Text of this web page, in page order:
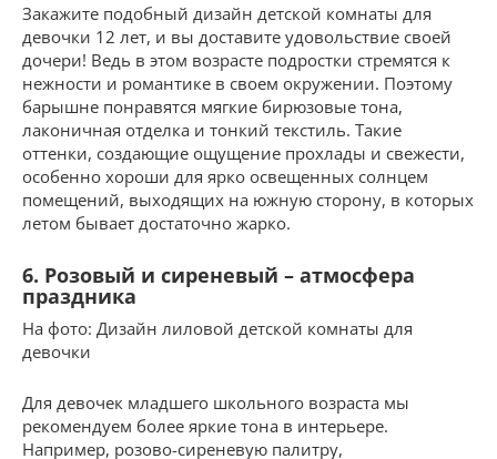
Закажите подобный дизайн детской комнаты для
девочки 12 лет, и вы доставите удовольствие своей
дочери! Ведь в этом возрасте подростки стремятся к
нежности и романтике в своем окружении. Поэтому
барышне понравятся мягкие бирюзовые тона,
лаконичная отделка и тонкий текстиль. Такие
оттенки, создающие ощущение прохлады и свежести,
особенно хороши для ярко освещенных солнцем
помещений, выходящих на южную сторону, в которых
летом бывает достаточно жарко.
6. Розовый и сиреневый – атмосфера
праздника
На фото: Дизайн лиловой детской комнаты для
девочки
Для девочек младшего школьного возраста мы
рекомендуем более яркие тона в интерьере.
Например, розово-сиреневую палитру,